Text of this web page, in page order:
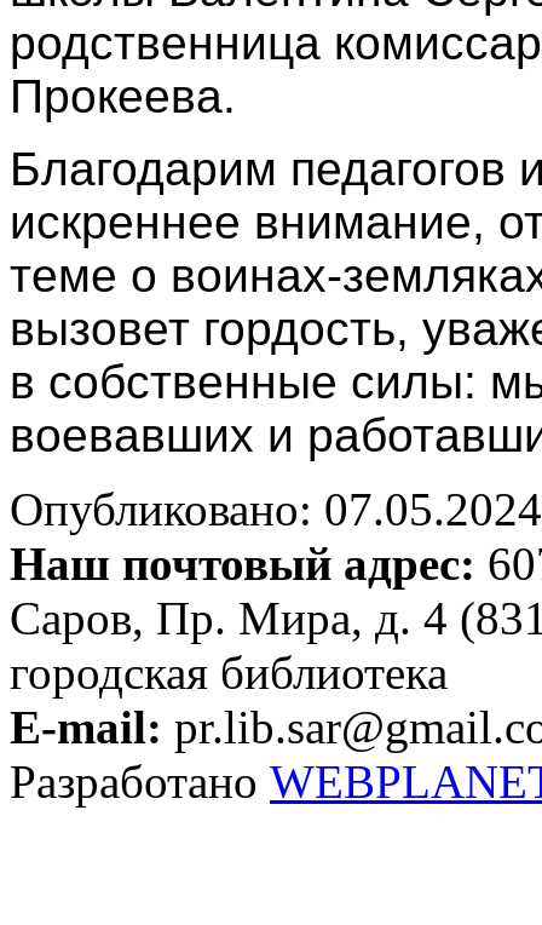
родственница
Прокеева.
Благодарим
искреннее внимание,
теме о воинах-
вызовет гордость,
в собственные силы:
воевавших и
Опубликовано:
Наш почтовый адрес:
Саров, Пр. Мира, д. 4
городская библиотека
E-mail:
Разработано